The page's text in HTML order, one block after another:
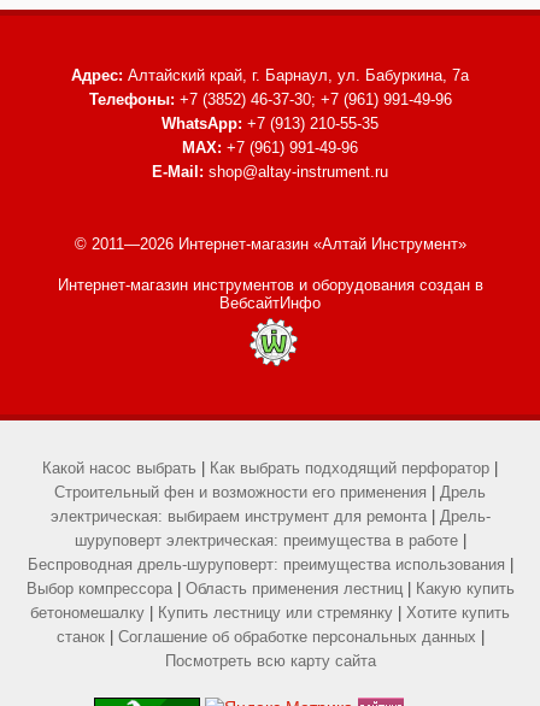
Адрес: Алтайский край, г. Барнаул, ул. Бабуркина, 7а
Телефоны: +7 (3852) 46-37-30; +7 (961) 991-49-96
WhatsApp: +7 (913) 210-55-35
MAX: +7 (961) 991-49-96
E-Mail: shop@altay-instrument.ru
© 2011—2026 Интернет-магазин «Алтай Инструмент»
Интернет-магазин инструментов и оборудованиясоздан в
ВебсайтИнфо
Какой насос выбрать Как выбрать подходящий перфоратор
Строительный фен и возможности его применения
Дрель
электрическая: выбираем инструмент для ремонта| Дрель-
шуруповерт электрическая: преимущества в работе|
Беспроводная дрель-шуруповерт: преимущества использования
Выбор компрессора| Область применения лестниц|
Какую купить
бетономешалку
Купить лестницу или стремянку
Хотите купить
станок| Соглашение об обработке персональных данных
Посмотреть всю карту сайта